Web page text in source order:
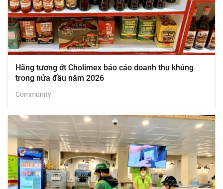
Hãng tương ớt Cholimex báo cáo doanh thu khủng
trong nửa đầu năm 2026
Community